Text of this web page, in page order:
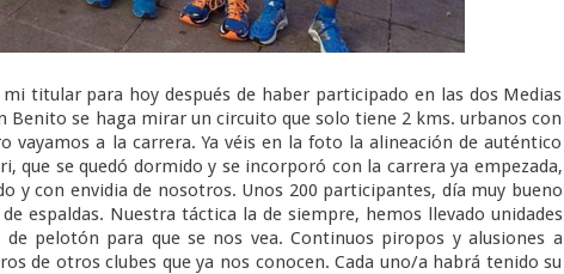
titular para hoy después de haber participado en las dos Medias
Benito se haga mirar un circuito que solo tiene 2 kms. urbanos con
vayamos a la carrera. Ya véis en la foto la alineación de auténtico
que se quedó dormido y se incorporó con la carrera ya empezada,
y con envidia de nosotros. Unos 200 participantes, día muy bueno
espaldas. Nuestra táctica la de siempre, hemos llevado unidades
pelotón para que se nos vea. Continuos piropos y alusiones a
de otros clubes que ya nos conocen. Cada uno/a habrá tenido su